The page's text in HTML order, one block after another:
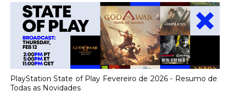
PlayStation State of Play Fevereiro de 2026 - Resumo de
Todas as Novidades